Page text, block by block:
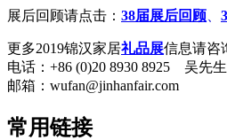
展后回顾请点击： 38届展后回顾
更多2019锦汉家居礼品展信息请咨
电话：+86 (0)20 8930 8925 吴先生
邮箱：wufan@jinhanfair.com
常用链接